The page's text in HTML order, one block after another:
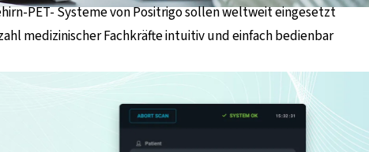
PET- Systeme von Positrigo sollen weltweit eingesetzt
medizinischer Fachkräfte intuitiv und einfach bedienbar